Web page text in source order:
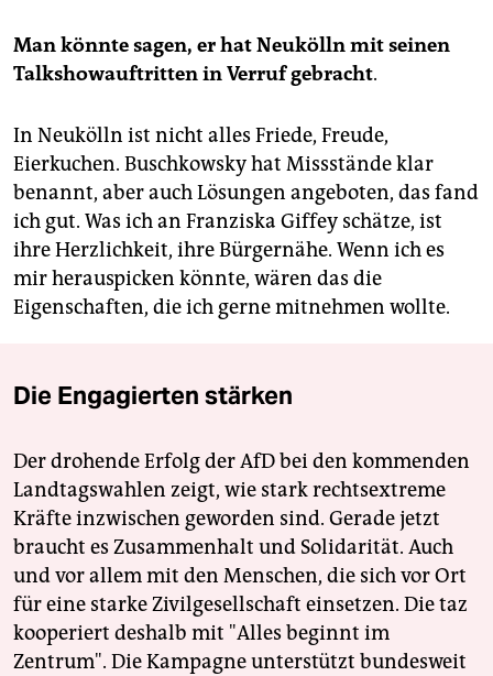
Man könnte sagen, er hat Neukölln mit seinen
Talkshowauftritten in Verruf gebracht.
In Neukölln ist nicht alles Friede, Freude,
Eierkuchen. Buschkowsky hat Missstände klar
benannt, aber auch Lösungen angeboten, das fand
ich gut. Was ich an Franziska Giffey schätze, ist
ihre Herzlichkeit, ihre Bürgernähe. Wenn ich es
mir herauspicken könnte, wären das die
Eigenschaften, die ich gerne mitnehmen wollte.
Die Engagierten stärken
Der drohende Erfolg der AfD bei den kommenden
Landtagswahlen zeigt, wie stark rechtsextreme
Kräfte inzwischen geworden sind. Gerade jetzt
braucht es Zusammenhalt und Solidarität. Auch
und vor allem mit den Menschen, die sich vor Ort
für eine starke Zivilgesellschaft einsetzen. Die taz
kooperiert deshalb mit "Alles beginnt im
Zentrum". Die Kampagne unterstützt bundesweit